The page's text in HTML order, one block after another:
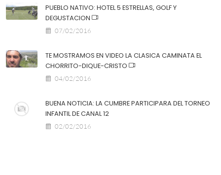
PUEBLO NATIVO: HOTEL 5 ESTRELLAS, GOLF Y
DEGUSTACION
07/02/2016
TE MOSTRAMOS EN VIDEO LA CLASICA CAMINATA EL
CHORRITO-DIQUE-CRISTO
04/02/2016
BUENA NOTICIA: LA CUMBRE PARTICIPARA DEL TORNEO
INFANTIL DE CANAL 12
02/02/2016